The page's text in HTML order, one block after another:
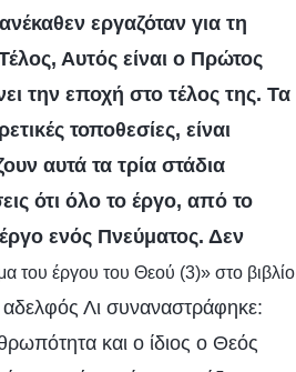
εργαζόταν για τη
Αυτός είναι ο Πρώτος
την εποχή στο τέλος της. Τα
τοποθεσίες, είναι
αυτά τα τρία στάδια
ότι όλο το έργο, από το
ενός Πνεύματος. Δεν
του έργου του Θεού (3)» στο βιβλίο
Λι συναναστράφηκε:
και ο ίδιος ο Θεός